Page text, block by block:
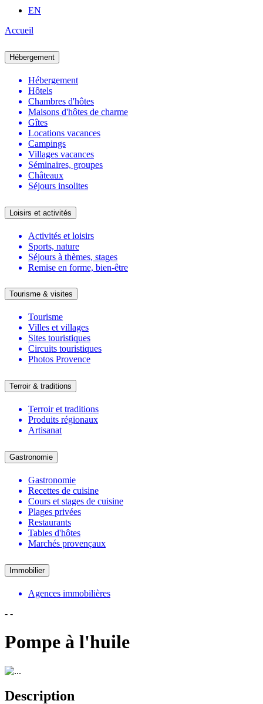
EN
Accueil
Hébergement
Hébergement
Hôtels
Chambres d'hôtes
Maisons d'hôtes de charme
Gîtes
Locations vacances
Campings
Villages vacances
Séminaires, groupes
Châteaux
Séjours insolites
Loisirs et activités
Activités et loisirs
Sports, nature
Séjours à thèmes, stages
Remise en forme, bien-être
Tourisme & visites
Tourisme
Villes et villages
Sites touristiques
Circuits touristiques
Photos Provence
Terroir & traditions
Terroir et traditions
Produits régionaux
Artisanat
Gastronomie
Gastronomie
Recettes de cuisine
Cours et stages de cuisine
Plages privées
Restaurants
Tables d'hôtes
Marchés provençaux
Immobilier
Agences immobilières
- -
Pompe à l'huile
Description